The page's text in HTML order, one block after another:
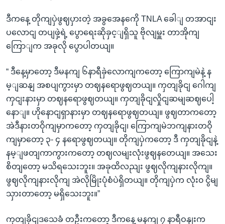
ဒီကနေ့ တိုကျပှဲဖွဈပှားတဲ့ အခွအေနကေို TNLA ခေါျ တအာငျး
ပလောငျ တပျဖှဲ့ရဲ့ ပွောရေးဆိုခှင့ျရှိသူ ဗိုလျမှူး တာအိုကျ
ကြောျက အခုလို ပွောပါတယျ။
“ ဒီနေ့မှာတော့ ဒီမနကျ ၆နာရီခှဲလောကျကတော့ ကြောကျမဲနဲ့ န
မ့ျဆနျ အစပျကွားမှာ တဈနရောဖွဈတယျ။ ကှတျခိုငျ ဂေါကျ
ကှငျးနားမှာ တဈနရောဖွဈတယျ။ ကှတျခိုငျလှိုငျဆမျဆဈပေါ့
နောျ။ ဟိုနောငျရှာနားမှာ တဈနရောဖွဈတယျ။ ဖွဈတာကတော့
အဲဒီနားတဝိုကျမှာကတော့ ကှတျခိုငျ၊ ကြောကျမဲဘကျနားတဝို
ကျမှာတော့ ၃- ၄ နရောဖွဈတယျ။ တိုကျပှဲကတော့ ဒီ ကှတျခိုငျနဲ့
နမ့ျဖတျကာကွားကတော့ တဈလမျးလုံးဖွဈနတေယျ။ အသေး
စိတျတော့ မသိရသေးဘူး။ အခုထိလညျး ဖွဈလိုကျနားလိုကျ။
ဖွဈလိုကျနားလိုကျ အဲလိုမြိုးပုံစံပဲရှိတယျ။ တိုကျပှဲက လုံး၀ ငွိမျ
သှားတာတော့ မရှိသေးဘူး။”
ကှတျခိုငျဒသေခံ တဦးကတော့ ဒီကနေ့ မနကျ ၇ နာရီဝနျးက